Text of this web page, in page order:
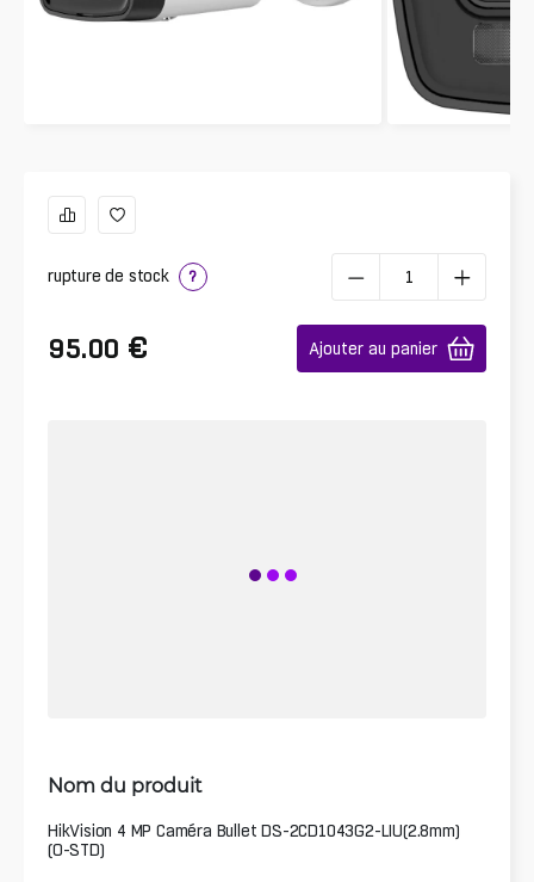
rupture de stock ?
95.00 € Ajouter au panier
Nom du produit
HikVision 4 MP Caméra Bullet DS-2CD1043G2-LIU(2.8mm)
(O-STD)